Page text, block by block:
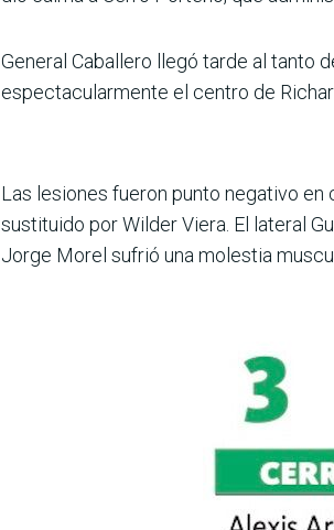
General Caballero llegó tarde al tanto
espectacularmente el centro de
Las lesiones fueron punto negativo en
sustituido por Wilder Viera. El lateral
Jorge Morel sufrió una molestia